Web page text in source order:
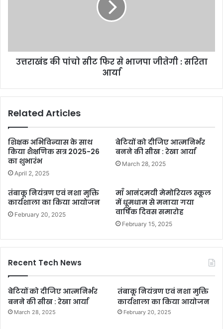
उत्तराखंड की पांचो सीट फिर से भाजपा जीतेगी : सरिता
आर्या
Related Articles
शिक्षक अभिविन्यास के साथ
किया शैक्षणिक सत्र 2025-26
का शुभारंभ
April 2, 2025
बेटियों को दीजिए आत्मनिर्भर
बनने की सीख : रेखा आर्या
March 28, 2025
तंबाकू नियंत्रण एवं नशा मुक्ति
कार्यशाला का किया आयोजन
February 20, 2025
माँ आनंदमयी मेमोरियल स्कूल
में धूमधाम से मनाया गया
वार्षिक दिवस समारोह
February 15, 2025
Recent Tech News
बेटियों को दीजिए आत्मनिर्भर
बनने की सीख : रेखा आर्या
March 28, 2025
तंबाकू नियंत्रण एवं नशा मुक्ति
कार्यशाला का किया आयोजन
February 20, 2025